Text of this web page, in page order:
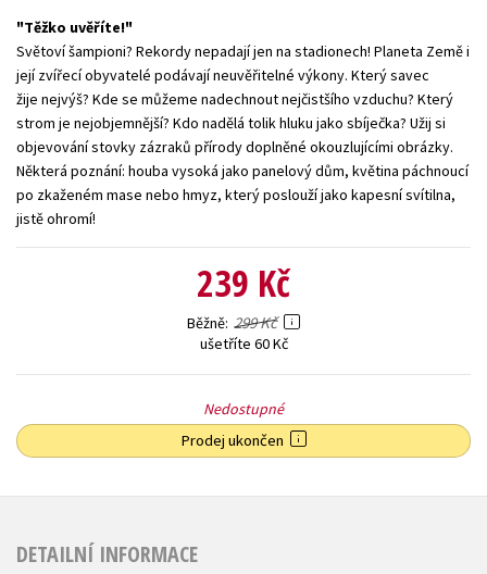
Young adult (SK)
Všechny tituly
Těžko uvěříte!
Světoví šampioni? Rekordy nepadají jen na stadionech! Planeta Země i
její zvířecí obyvatelé podávají neuvěřitelné výkony. Který savec
žije nejvýš? Kde se můžeme nadechnout nejčistšího vzduchu? Který
strom je nejobjemnější? Kdo nadělá tolik hluku jako sbíječka? Užij si
objevování stovky zázraků přírody doplněné okouzlujícími obrázky.
Některá poznání: houba vysoká jako panelový dům, květina páchnoucí
po zkaženém mase nebo hmyz, který poslouží jako kapesní svítilna,
jistě ohromí!
239 Kč
Běžně 299 Kč
ušetříte 60 Kč
Nedostupné
Prodej ukončen
DETAILNÍ INFORMACE